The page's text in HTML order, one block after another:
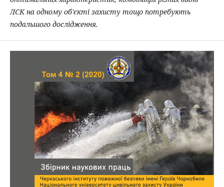
ЛСК на одному об'єкті захисту тощо потребують
подальшого дослідження.